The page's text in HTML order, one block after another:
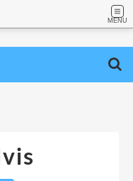
MENU